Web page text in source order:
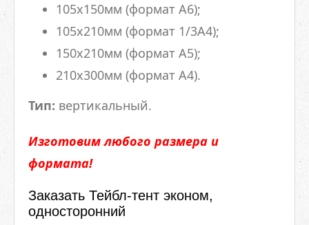
105х150мм (формат А6);
105х210мм (формат 1/3А4);
150х210мм (формат А5);
210х300мм (формат А4).
Тип: вертикальный.
Изготовим любого размера и
формата!
Заказать Тейбл-тент эконом,
односторонний